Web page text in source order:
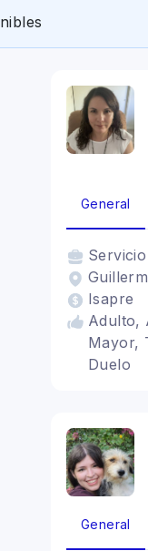
General
Servicio
Isapre
Adulto,
Mayor,
Duelo
General